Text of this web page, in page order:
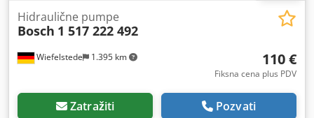
Wiefelstede 1.395 km
Hidraulične pumpe
Bosch 1 517 222 492
110 €
Fiksna cena plus PDV
Zatražiti Pozvati